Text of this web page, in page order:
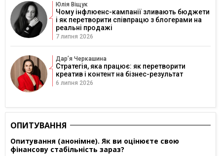
Юлія Віщук
Чому інфлюенс-кампанії зливають бюджети
і як перетворити співпрацю з блогерами на
реальні продажі
7 липня 2026
Дарʼя Черкашина
Стратегія, яка працює: як перетворити
креатив і контент на бізнес-результат
6 липня 2026
ОПИТУВАННЯ
Опитування (анонімне). Як ви оцінюєте свою
фінансову стабільність зараз?